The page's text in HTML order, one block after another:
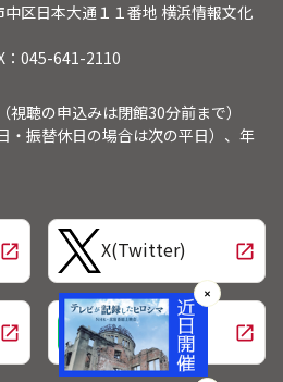
区日本大通１１番地 横浜情報文化
：045-641-2110
聴の申込みは閉館30分前まで）
振替休日の場合は次の平日）、年
open_in_new X(Twitter) open_in_new
open_in_new LINE open_in_new
✕